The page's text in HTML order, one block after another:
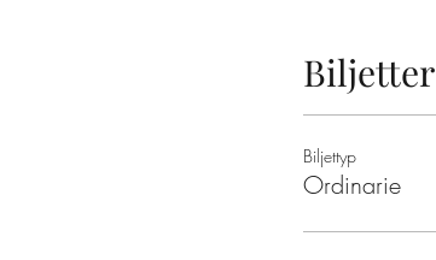
Biljetter
Biljettyp
Ordinarie